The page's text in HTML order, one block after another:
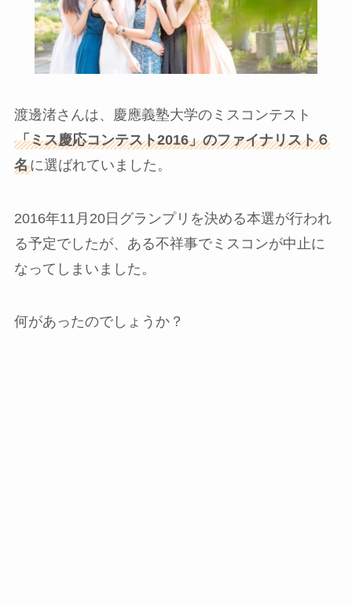
渡邊渚さんは、慶應義塾大学のミスコンテスト
「ミス慶応コンテスト2016」のファイナリスト６
名に選ばれていました。
2016年11月20日グランプリを決める本選が行われ
る予定でしたが、ある不祥事でミスコンが中止に
なってしまいました。
何があったのでしょうか？